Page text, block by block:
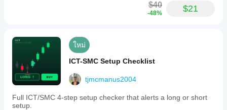
$40
-48% $21
ใหม่
ICT-SMC Setup Checklist
tjmcmanus2004
Full ICT/SMC 4-step setup checker that alerts a long or short
setup.